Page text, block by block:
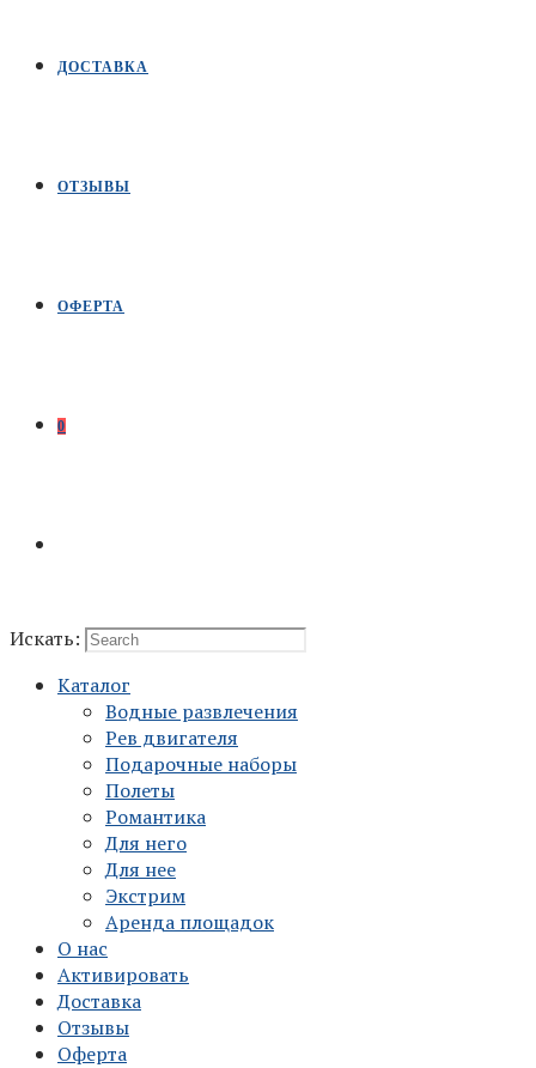
ДОСТАВКА
ОТЗЫВЫ
ОФЕРТА
0
Искать:
Каталог
Водные развлечения
Рев двигателя
Подарочные наборы
Полеты
Романтика
Для него
Для нее
Экстрим
Аренда площадок
О нас
Активировать
Доставка
Отзывы
Оферта